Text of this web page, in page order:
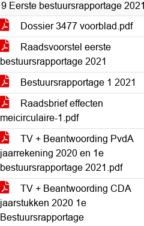
9 Eerste bestuursrapportage 2021
Dossier 3477 voorblad.pdf
Raadsvoorstel eerste
bestuursrapportage 2021
Bestuursrapportage 1 2021
Raadsbrief effecten
meicirculaire-1.pdf
TV + Beantwoording PvdA
jaarrekening 2020 en 1e
bestuursrapportage 2021.pdf
TV + Beantwoording CDA
jaarstukken 2020 1e
Bestuursrapportage